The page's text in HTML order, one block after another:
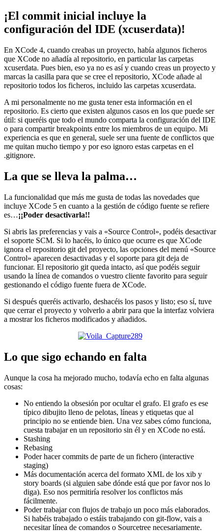
¡El commit inicial incluye la
configuración del IDE (xcuserdata)!
En XCode 4, cuando creabas un proyecto, había algunos ficheros
que XCode no añadía al repositorio, en particular las carpetas
xcuserdata. Pues bien, eso ya no es así y cuando creas un proyecto y
marcas la casilla para que se cree el repositorio, XCode añade al
repositorio todos los ficheros, incluido las carpetas xcuserdata.
A mi personalmente no me gusta tener esta información en el
repositorio. Es cierto que existen algunos casos en los que puede ser
útil: si queréis que todo el mundo comparta la configuración del IDE
o para compartir breakpoints entre los miembros de un equipo. Mi
experiencia es que en general, suele ser una fuente de conflictos que
me quitan mucho tiempo y por eso ignoro estas carpetas en el
.gitignore.
La que se lleva la palma…
La funcionalidad que más me gusta de todas las novedades que
incluye XCode 5 en cuanto a la gestión de código fuente se refiere
es…¡¡Poder desactivarla!!
Si abris las preferencias y vais a «Source Control», podéis desactivar
el soporte SCM. Si lo hacéis, lo único que ocurre es que XCode
ignora el repositorio git del proyecto, las opciones del menú «Source
Control» aparecen desactivadas y el soporte para git deja de
funcionar. El repositorio git queda intacto, así que podéis seguir
usando la línea de comandos o vuestro cliente favorito para seguir
gestionando el código fuente fuera de XCode.
Si después queréis activarlo, deshacéis los pasos y listo; eso sí, tuve
que cerrar el proyecto y volverlo a abrir para que la interfaz volviera
a mostrar los ficheros modificados y añadidos.
Lo que sigo echando en falta
Aunque la cosa ha mejorado mucho, todavía echo en falta algunas
cosas:
No entiendo la obsesión por ocultar el grafo. El grafo es ese
típico dibujito lleno de pelotas, líneas y etiquetas que al
principio no se entiende bien. Una vez sabes cómo funciona,
cuesta trabajar en un repositorio sin él y en XCode no está.
Stashing
Rebasing
Poder hacer commits de parte de un fichero (interactive
staging)
Más documentación acerca del formato XML de los xib y
story boards (si alguien sabe dónde está que por favor nos lo
diga). Eso nos permitiría resolver los conflictos más
fácilmente.
Poder trabajar con flujos de trabajo un poco más elaborados.
Si habéis trabajado o estáis trabajando con git-flow, vais a
necesitar línea de comandos o Sourcetree necesariamente.